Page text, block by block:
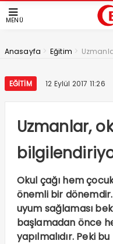
MENÜ
Anasayfa > Eğitim >
EĞITIM 12 Eylül 2017 11:26
Uzmanlar,
Okul çağı hem
önemli bir
uyum sağlaması
başlamadan önce
yapılmalıdır. Peki